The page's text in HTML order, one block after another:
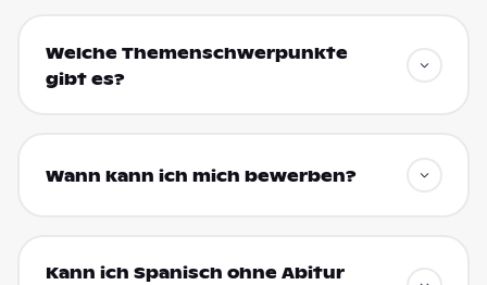
Welche Themenschwerpunkte
gibt es?
Wann kann ich mich bewerben?
Kann ich Spanisch ohne Abitur